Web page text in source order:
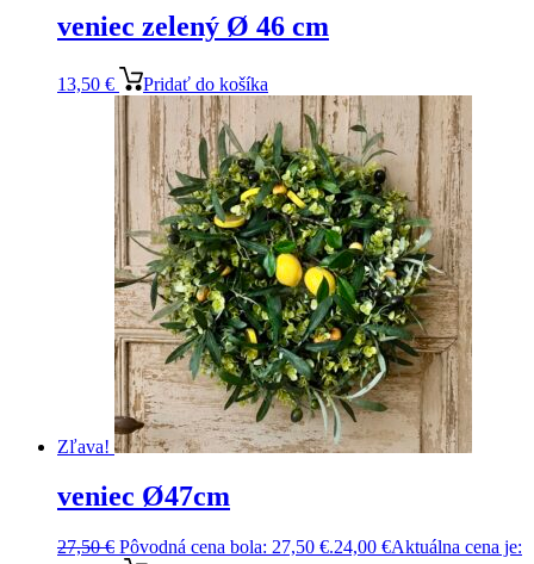
veniec zelený Ø 46 cm
13,50 € Pridať do košíka
Zľava!
veniec Ø47cm
27,50€ Pôvodná cena bola: 27,50 €.24,00 €Aktuálna cena je: